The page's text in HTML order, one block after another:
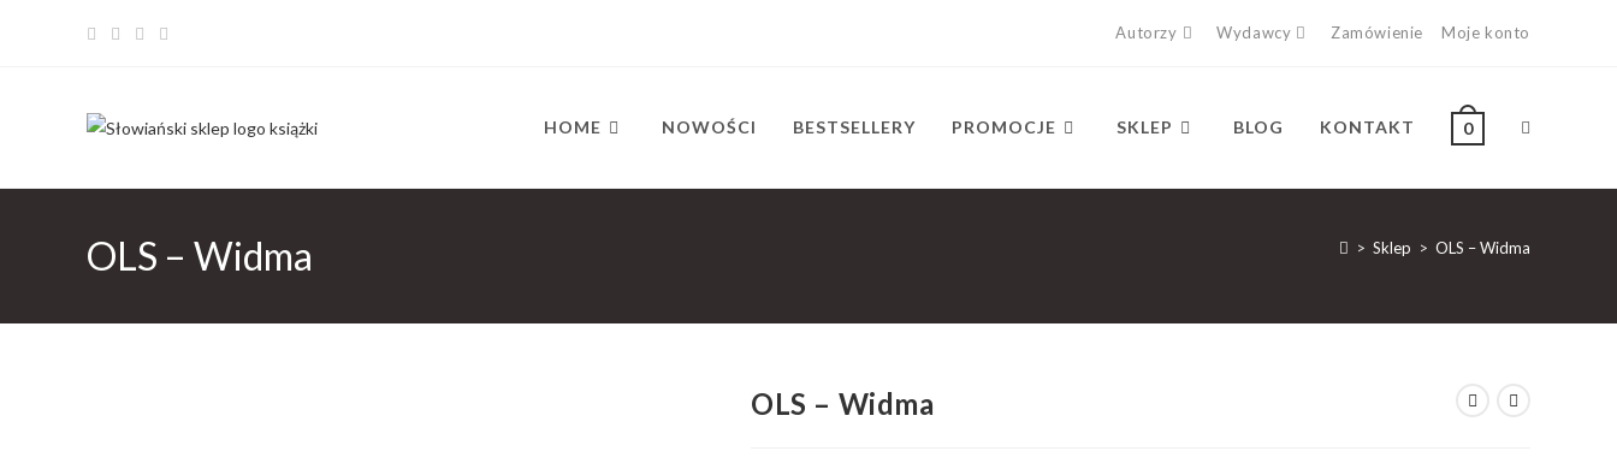
Autorzy Wydawcy Zamówienie Moje konto
HOME NOWOŚCI BESTSELLERY PROMOCJE SKLEP BLOG KONTAKT 0
OLS – Widma > Sklep > OLS – Widma
OLS – Widma